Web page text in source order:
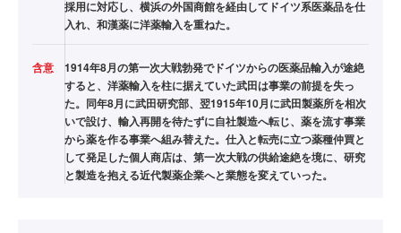
採用に対応し、横浜の外国商館を経由してドイツ系医薬品を仕
入れ、和漢薬に洋薬輸入を重ねた。
含意
1914年8月の第一次大戦勃発でドイツからの医薬品輸入が途絶
すると、洋薬輸入を柱に据えていた武田は事業の前提を失っ
た。同年8月に武田研究部、翌1915年10月に武田製薬所を相次
いで設け、輸入再開を待たずに自社製造へ転じ、薬を流す事業
から薬を作る事業へ組み替えた。仕入と転売に立つ薬種仲買と
して発足した個人商店は、第一次大戦の供給途絶を境に、研究
と製造を抱える近代製薬企業へと業態を変えていった。